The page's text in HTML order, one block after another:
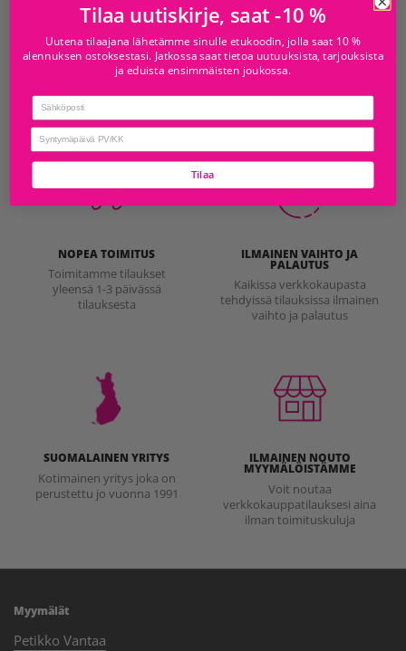
Tämä tuote ei ole noudettavissa yhdestäkään
myymälästä
Tarkista saatavuus muissa myymälöissä
NOPEA TOIMITUS
Toimitamme tilaukset
yleensä 1-3 päivässä
tilauksesta
ILMAINEN VAIHTO JA
PALAUTUS
Kaikissa verkkokaupasta
tehdyissä tilauksissa ilmainen
vaihto ja palautus
SUOMALAINEN YRITYS
Kotimainen yritys joka on
perustettu jo vuonna 1991
ILMAINEN NOUTO
MYYMÄLÖISTÄMME
Voit noutaa
verkkokauppatilauksesi aina
ilman toimituskuluja
Myymälät
Petikko Vantaa
Tilaa uutiskirje, saat -10 %
Uutena tilaajana lähetämme sinulle etukoodin, jolla saat 10 %
alennuksen ostoksestasi. Jatkossa saat tietoa uutuuksista, tarjouksista
ja eduista ensimmäisten joukossa.
Email
birthday
Tilaa